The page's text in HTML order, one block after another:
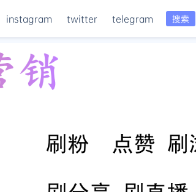
搜索
instagram twitter telegram